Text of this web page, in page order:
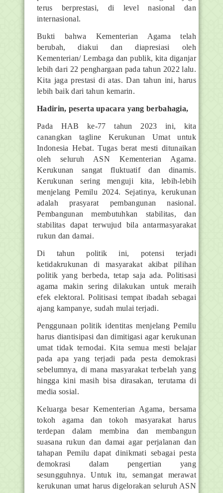
terus berprestasi, di level nasional dan
internasional.
Bukti bahwa Kementerian Agama telah
berubah, diakui dan diapresiasi oleh
Kementerian/ Lembaga dan publik, kita diganjar
lebih dari 22 penghargaan pada tahun 2022 lalu.
Kita jaga prestasi di atas. Dan tahun ini, harus
lebih baik dari tahun kemarin.
Hadirin, peserta upacara yang berbahagia,
Pada HAB ke-77 tahun 2023 ini, kita
canangkan tagline Kerukunan Umat untuk
Indonesia Hebat. Tugas berat mesti ditunaikan
oleh seluruh ASN Kementerian Agama.
Kerukunan sangat fluktuatif dan dinamis.
Kerukunan sering menguji kita, lebih-lebih
menjelang Pemilu 2024. Sejatinya, kerukunan
adalah prasyarat pembangunan nasional.
Pembangunan membutuhkan stabilitas, dan
stabilitas dapat terwujud bila antarmasyarakat
rukun dan damai.
Di tahun politik ini, potensi terjadi
ketidakrukunan di masyarakat akibat pilihan
politik yang berbeda, tetap saja ada. Politisasi
agama makin sering dilakukan untuk meraih
efek elektoral. Politisasi tempat ibadah sebagai
ajang kampanye, sudah mulai terjadi.
Penggunaan politik identitas menjelang Pemilu
harus diantisipasi dan dimitigasi agar kerukunan
umat tidak ternodai. Kita semua mesti belajar
pada apa yang terjadi pada pesta demokrasi
sebelumnya, di mana masyarakat terbelah yang
hingga kini masih bisa dirasakan, terutama di
media sosial.
Keluarga besar Kementerian Agama, bersama
tokoh agama dan tokoh masyarakat harus
terdepan dalam membina dan membangun
suasana rukun dan damai agar perjalanan dan
tahapan Pemilu dapat dinikmati sebagai pesta
demokrasi dalam pengertian yang
sesungguhnya. Untuk itu, semangat merawat
kerukunan umat harus digelorakan seluruh ASN